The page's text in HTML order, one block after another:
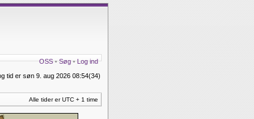
OSS•Søg•Log ind
tid er søn 9. aug 2026 08:54(34)
Alle tider er UTC + 1 time